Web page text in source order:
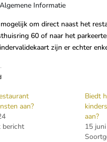
Informatie
om direct naast het
60 of naar het
zijn er echter
aan?
bericht
Biedt
aan?
15